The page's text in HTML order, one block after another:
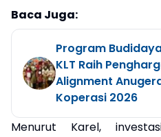
Baca Juga:
Program
KLT Raih
Alignment
Koperasi 2026
Menurut Karel,